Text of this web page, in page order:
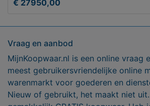
€ 27950,00
Vraag en aanbod
MijnKoopwaar.nl is een online vraag
meest gebruikersvriendelijke online
warenmarkt voor goederen en
Nieuw of gebruikt, het maakt niet